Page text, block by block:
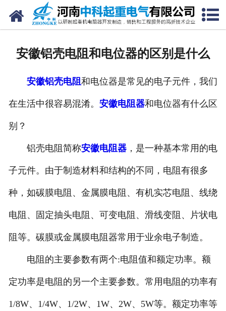
网站首页
公司风采
联系我们
安徽铝壳电阻和电位器的区别是什么
安徽铝壳电阻和电位器是常见的电子元件，我们
在生活中很容易混淆。 安徽电阻器和电位器有什么区
别？
铝壳电阻简称安徽电阻器，是一种基本常用的电
子元件。由于制造材料和结构的不同，电阻有很多
种，如碳膜电阻、金属膜电阻、有机实芯电阻、线绕
电阻、固定抽头电阻、可变电阻、滑线变阻、片状电
阻等。碳膜或金属膜电阻器常用于业余电子制造。
电阻的主要参数有两个:电阻值和额定功率。额
定功率是电阻的另一个主要参数。常用电阻的功率有
1/8W、1/4W、1/2W、1W、2W、5W等。额定功率等